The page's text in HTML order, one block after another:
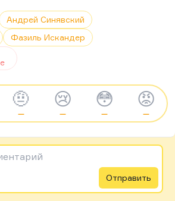
Андрей Синявский
Фазиль Искандер
🤨
—
😢
—
😳
—
😡
—
Отправить